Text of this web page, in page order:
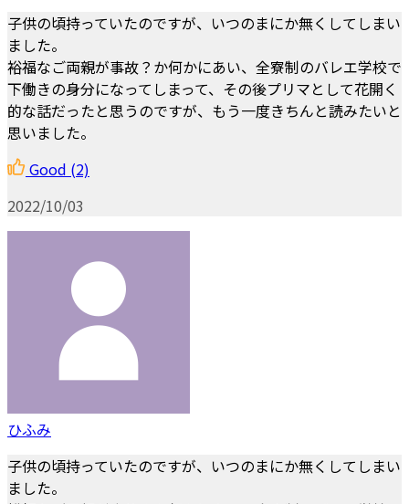
子供の頃持っていたのですが、いつのまにか無くしてしまい
ました。
裕福なご両親が事故？か何かにあい、全寮制のバレエ学校で
下働きの身分になってしまって、その後プリマとして花開く
的な話だったと思うのですが、もう一度きちんと読みたいと
思いました。
Good (2)
2022/10/03
ひふみ
子供の頃持っていたのですが、いつのまにか無くしてしまい
ました。